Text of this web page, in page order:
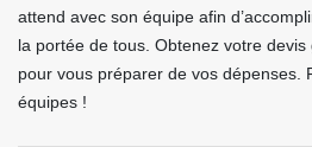
attend avec son équipe afin
la portée de tous. Obtenez votre
pour vous préparer de vos dépenses.
équipes !